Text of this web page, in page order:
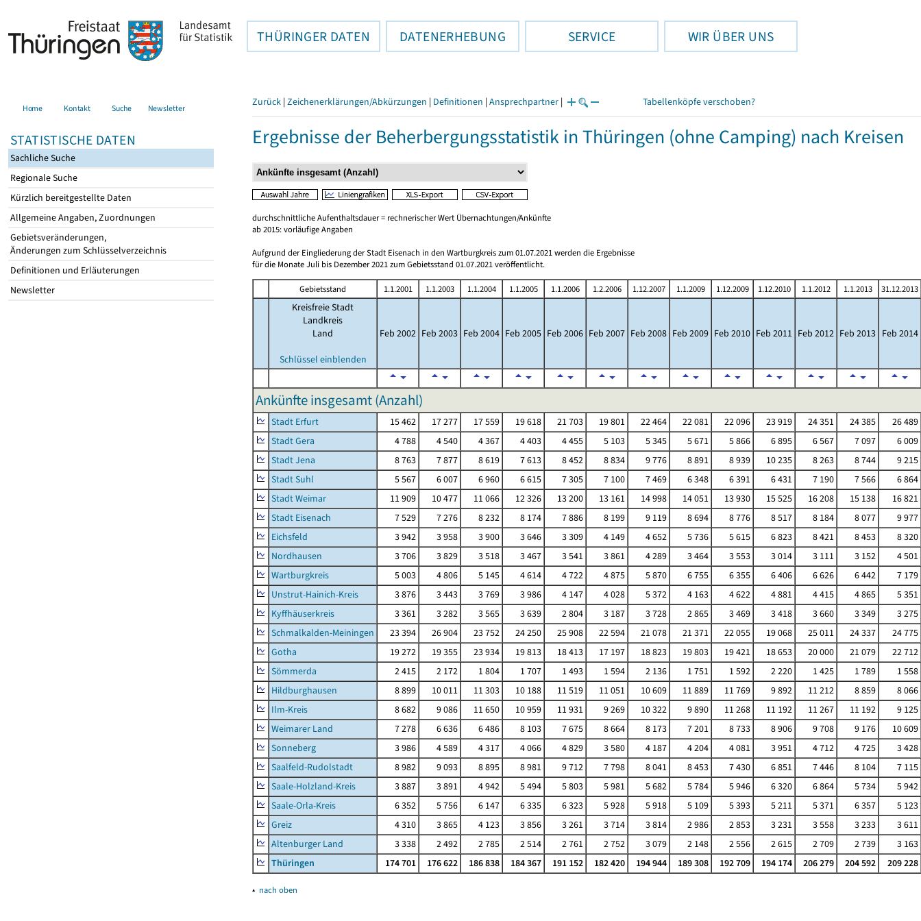
THÜRINGER DATEN DATENERHEBUNG SERVICE WIR ÜBER UNS
Home Kontakt Suche Newsletter
STATISTISCHE DATEN
Sachliche Suche
Regionale Suche
Kürzlich bereitgestellte Daten
Allgemeine Angaben, Zuordnungen
Gebietsveränderungen,
Änderungen zum Schlüsselverzeichnis
Definitionen und Erläuterungen
Newsletter
Zurück | Zeichenerklärungen/Abkürzungen | Definitionen | Ansprechpartner | Tabellenköpfe verschoben?
Ergebnisse der Beherbergungsstatistik in Thüringen (ohne Camping) nach Kreisen
durchschnittliche Aufenthaltsdauer = rechnerischer Wert Übernachtungen/Ankünfte
ab 2015: vorläufige Angaben
Aufgrund der Eingliederung der Stadt Eisenach in den Wartburgkreis zum 01.07.2021 werden die Ergebnisse
für die Monate Juli bis Dezember 2021 zum Gebietsstand 01.07.2021 veröffentlicht.
Gebietsstand 1.1.2001 1.1.2003 1.1.2004 1.1.2005 1.1.2006 1.2.2006 1.12.2007 1.1.2009 1.12.2009 1.12.2010 1.1.2012 1.1.2013 31.12.2013
Kreisfreie Stadt
Landkreis
Land
Schlüssel einblenden
Feb 2002 Feb 2003 Feb 2004 Feb 2005 Feb 2006 Feb 2007 Feb 2008 Feb 2009 Feb 2010 Feb 2011 Feb 2012 Feb 2013 Feb 2014
Ankünfte insgesamt (Anzahl)
Stadt Erfurt 15 462 17 277 17 559 19 618 21 703 19 801 22 464 22 081 22 096 23 919 24 351 24 385
26 489
Stadt Gera
4 788 4 540 4 367 4 403 4 455 5 103 5 345 5 671 5 866 6 895 6 567 7 097
6 009
Stadt Jena
8 763 7 877 8 619 7 613 8 452 8 834 9 776 8 891 8 939 10 235 8 263 8 744
9 215
Stadt Suhl
5 567 6 007 6 960 6 615 7 305 7 100 7 469 6 348 6 391 6 431 7 190 7 566
6 864
Stadt Weimar
11 909 10 477 11 066 12 326 13 200 13 161 14 998 14 051 13 930 15 525 16 208 15 138
16 821
Stadt Eisenach
7 529 7 276 8 232 8 174 7 886 8 199 9 119 8 694 8 776 8 517 8 184 8 077
9 977
Eichsfeld
3 942 3 958 3 900 3 646 3 309 4 149 4 652 5 736 5 615 6 823 8 421 8 453
8 320
Nordhausen
3 706 3 829 3 518 3 467 3 541 3 861 4 289 3 464 3 553 3 014 3 111 3 152
4 501
Wartburgkreis
5 003 4 806 5 145 4 614 4 722 4 875 5 870 6 755 6 355 6 406 6 626 6 442
7 179
Unstrut-Hainich-Kreis
3 876 3 443 3 769 3 986 4 147 4 028 5 372 4 163 4 622 4 881 4 415 4 865
5 351
Kyffhäuserkreis
3 361 3 282 3 565 3 639 2 804 3 187 3 728 2 865 3 469 3 418 3 660 3 349
3 275
Schmalkalden-Meiningen
23 394 26 904 23 752 24 250 25 908 22 594 21 078 21 371 22 055 19 068 25 011 24 337
24 775
Gotha
19 272 19 355 23 934 19 813 18 413 17 197 18 823 19 803 19 421 18 653 20 000 21 079
22 712
Sömmerda
2 415 2 172 1 804 1 707 1 493 1 594 2 136 1 751 1 592 2 220 1 425 1 789
1 558
Hildburghausen
8 899 10 011 11 303 10 188 11 519 11 051 10 609 11 889 11 769 9 892 11 212 8 859
8 066
Ilm-Kreis
8 682 9 086 11 650 10 959 11 931 9 269 10 322 9 890 11 268 11 192 11 267 11 192
9 125
Weimarer Land
7 278 6 636 6 486 8 103 7 675 8 664 8 173 7 201 8 733 8 906 9 708 9 176
10 609
Sonneberg
3 986 4 589 4 317 4 066 4 829 3 580 4 187 4 204 4 081 3 951 4 712 4 725
3 428
Saalfeld-Rudolstadt
8 982 9 093 8 895 8 981 9 712 7 798 8 041 8 453 7 430 6 851 7 446 8 104
7 115
Saale-Holzland-Kreis
3 887 3 891 4 942 5 494 5 803 5 981 5 682 5 784 5 946 6 320 6 864 5 734
5 942
Saale-Orla-Kreis
6 352 5 756 6 147 6 335 6 323 5 928 5 918 5 109 5 393 5 211 5 371 6 357
5 123
Greiz
4 310 3 865 4 123 3 856 3 261 3 714 3 814 2 986 2 853 3 231 3 558 3 233
3 611
Altenburger Land
3 338 2 492 2 785 2 514 2 761 2 752 3 079 2 148 2 556 2 615 2 709 2 739
3 163
Thüringen
174 701 176 622 186 838 184 367 191 152 182 420 194 944 189 308 192 709 194 174 206 279 204 592 209 228
▴ nach oben